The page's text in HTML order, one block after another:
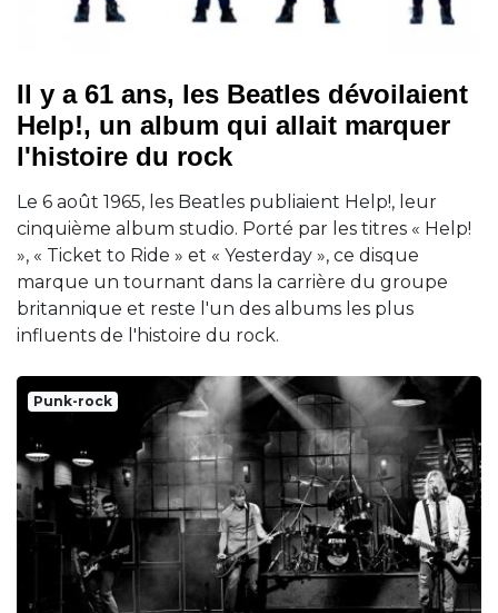
Il y a 61 ans, les Beatles dévoilaient
Help!, un album qui allait marquer
l'histoire du rock
Le 6 août 1965, les Beatles publiaient Help!, leur
cinquième album studio. Porté par les titres « Help!
», « Ticket to Ride » et « Yesterday », ce disque
marque un tournant dans la carrière du groupe
britannique et reste l'un des albums les plus
influents de l'histoire du rock.
Punk-rock